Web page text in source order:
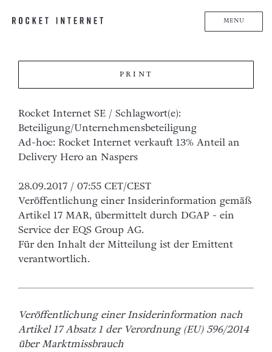
MENU
PRINT
Rocket Internet SE / Schlagwort(e):
Beteiligung/Unternehmensbeteiligung
Ad-hoc: Rocket Internet verkauft 13% Anteil an
Delivery Hero an Naspers
28.09.2017 / 07:55 CET/CEST
Veröffentlichung einer Insiderinformation gemäß
Artikel 17 MAR, übermittelt durch DGAP - ein
Service der EQS Group AG.
Für den Inhalt der Mitteilung ist der Emittent
verantwortlich.
Veröffentlichung einer Insiderinformation nach
Artikel 17 Absatz 1 der Verordnung (EU) 596/2014
über Marktmissbrauch